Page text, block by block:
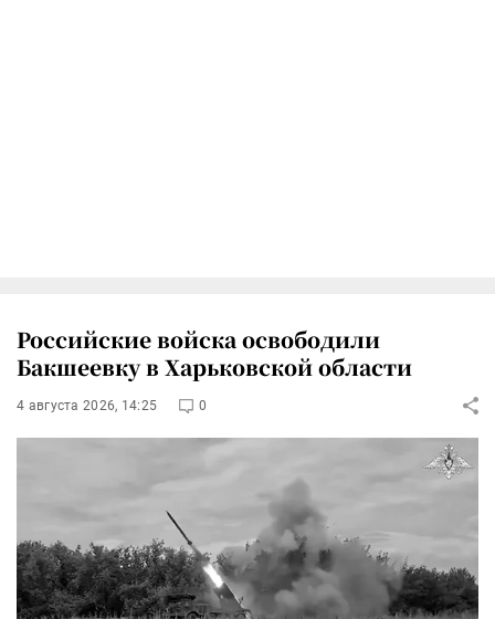
Российские войска освободили
Бакшеевку в Харьковской области
4 августа 2026, 14:25 0